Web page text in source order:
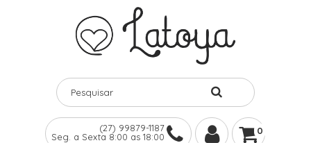
(27) 99879-1187
Seg. a Sexta 8:00 as 18:00
0